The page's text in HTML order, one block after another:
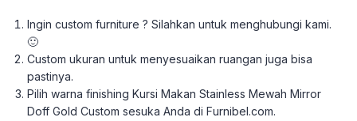
Ingin custom furniture ? Silahkan untuk menghubungi kami.
🙂
Custom ukuran untuk menyesuaikan ruangan juga bisa
pastinya.
Pilih warna finishing Kursi Makan Stainless Mewah Mirror
Doff Gold Custom sesuka Anda di Furnibel.com.